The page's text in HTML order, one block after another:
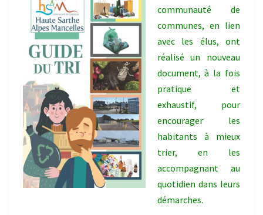
communauté de
communes, en lien
avec les élus, ont
réalisé un nouveau
document, à la fois
pratique et
exhaustif, pour
encourager les
habitants à mieux
trier, en les
accompagnant au
quotidien dans leurs
démarches.